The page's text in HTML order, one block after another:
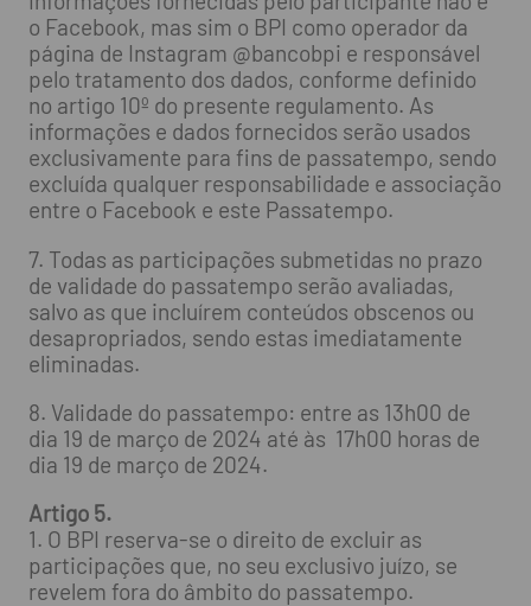
o Facebook, mas sim o BPI como operador da
página de Instagram @bancobpi e responsável
pelo tratamento dos dados, conforme definido
no artigo 10º do presente regulamento. As
informações e dados fornecidos serão usados
exclusivamente para fins de passatempo, sendo
excluída qualquer responsabilidade e associação
entre o Facebook e este Passatempo.
7. Todas as participações submetidas no prazo
de validade do passatempo serão avaliadas,
salvo as que incluírem conteúdos obscenos ou
desapropriados, sendo estas imediatamente
eliminadas.
8. Validade do passatempo: entre as 13h00 de
dia 19 de março de 2024 até às 17h00 horas de
dia 19 de março de 2024.
Artigo 5.
1. O BPI reserva-se o direito de excluir as
participações que, no seu exclusivo juízo, se
revelem fora do âmbito do passatempo.